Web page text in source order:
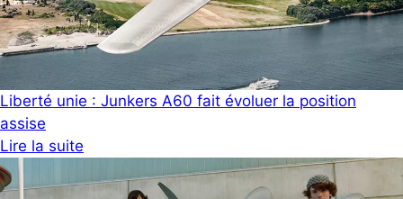
Liberté unie : Junkers A60 fait évoluer la position
assise
Lire la suite